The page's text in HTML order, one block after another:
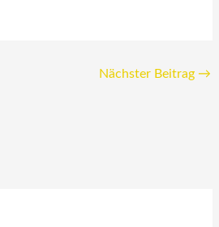
Nächster Beitrag →